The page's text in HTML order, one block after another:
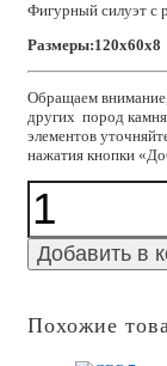
Фигурный силуэт с
Размеры:120x60x8
Обращаем
других пород
элементов
нажатия кнопки
Количество
ЛВР
Добавить в
Похожие